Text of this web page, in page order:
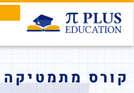
קורס מתמטיקה